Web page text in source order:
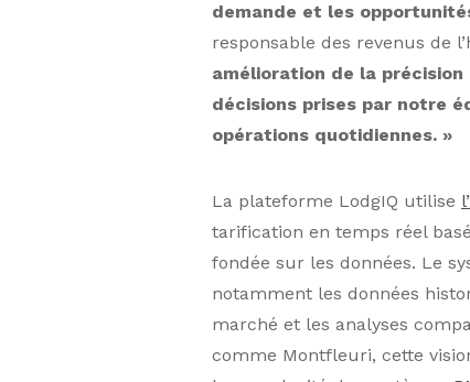
demande et les
responsable des revenus de
amélioration de la
décisions prises par notre
opérations quotidiennes. »
La plateforme LodgIQ utilise
tarification en temps réel
fondée sur les données. Le
notamment les données
marché et les analyses
comme Montfleuri, cette